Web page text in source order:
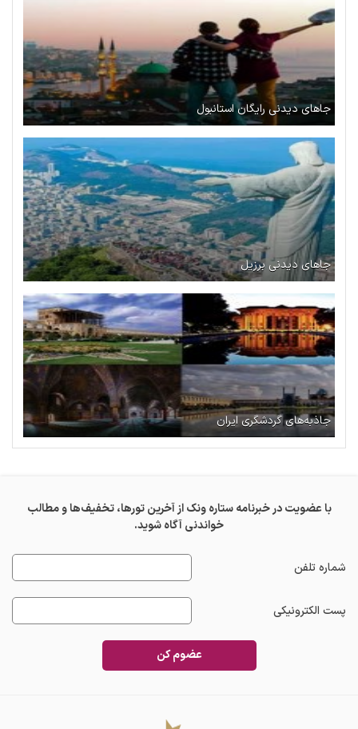
جاهای دیدنی رایگان استانبول
جاهای دیدنی برزیل
جاذبه‌های گردشگری ایران
با عضویت در خبرنامه ستاره ونک از آخرین تورها، تخفیف‌ها و مطالب
خواندنی آگاه شوید.
شماره تلفن
پست الکترونیکی
عضوم کن